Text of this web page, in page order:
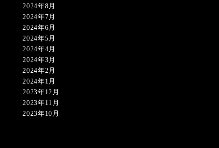
2024年8月
2024年7月
2024年6月
2024年5月
2024年4月
2024年3月
2024年2月
2024年1月
2023年12月
2023年11月
2023年10月